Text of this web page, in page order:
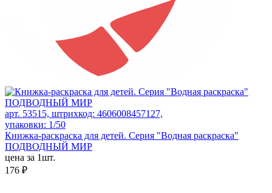
арт. 53515, штрихкод: 4606008457127,
упаковки: 1/50
Книжка-раскраска для детей. Серия "Водная раскраска"
ПОДВОДНЫЙ МИР
цена за 1шт.
176 ₽